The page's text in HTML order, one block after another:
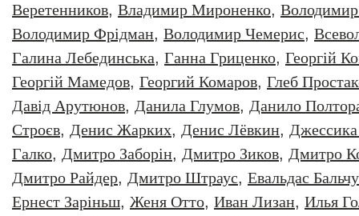
Веретенников, Владимир Мироненко,
Володимир Фрідман, Володимир Чемерис,
Галина Лебединська, Ганна Гриценко, Георгiй
Георгій Мамедов, Георгий Комаров, Глеб
Давiд Арутюнов, Данила Глумов, Данило
Строєв, Денис Жарких, Денис Лёвкин,
Галко, Дмитро Заборiн, Дмитро Зиков, Дмитро
Дмитро Райдер, Дмитро Штраус, Евальдас
Ернест Заріньш, Женя Отто, Иван Лизан, Илья